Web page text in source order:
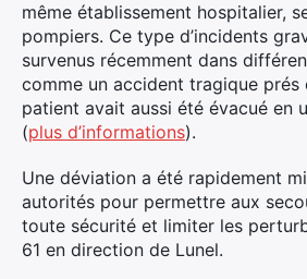
même établissement hospitalier,
pompiers. Ce type d’incidents
survenus récemment dans
comme un accident tragique prés
patient avait aussi été évacué en
(plus d’informations).
Une déviation a été rapidement
autorités pour permettre aux
toute sécurité et limiter les
61 en direction de Lunel.